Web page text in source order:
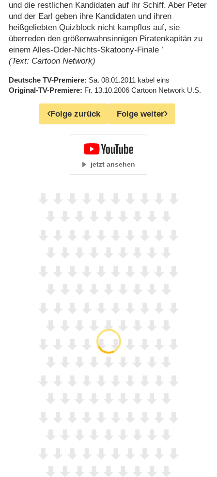
und die restlichen Kandidaten auf ihr Schiff. Aber Peter
und der Earl geben ihre Kandidaten und ihren
heißgeliebten Quizblock nicht kampflos auf, sie
überreden den größenwahnsinnigen Piratenkapitän zu
einem Alles-Oder-Nichts-Skatoony-Finale ’
(Text: Cartoon Network)
Deutsche TV-Premiere Sa. 08.01.2011 kabel eins
Original-TV-Premiere Fr. 13.10.2006 Cartoon Network U.S.
Folge zurück Folge weiter
jetzt ansehen